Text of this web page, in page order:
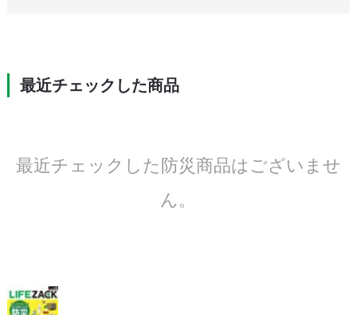
最近チェックした商品
最近チェックした防災商品はございませ
ん。